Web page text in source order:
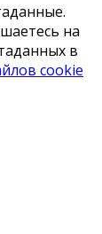
на
в
cookie